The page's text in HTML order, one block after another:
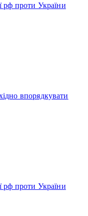
рф проти України
впорядкувати
рф проти України